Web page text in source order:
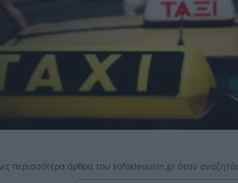
περισσότερα άρθρα του sofokleousin.gr όταν